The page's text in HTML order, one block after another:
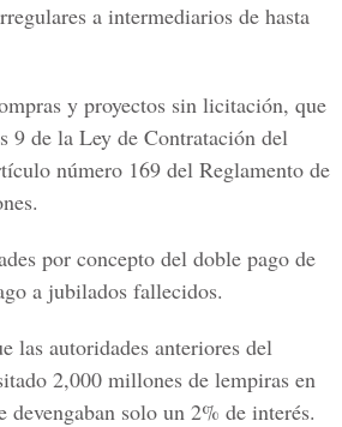
a intermediarios de hasta
y proyectos sin licitación, que
9 de la Ley de Contratación del
número 169 del Reglamento de
por concepto del doble pago de
a jubilados fallecidos.
las autoridades anteriores del
2,000 millones de lempiras en
devengaban solo un 2% de interés.